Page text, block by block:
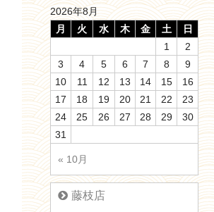
2026年8月
月
火 水 木 金 土 日
« 10月
1
2
3
4 5 6 7 8
9
10
11 12 13 14 15
16
17
18 19 20 21 22
23
24
25 26 27 28 29
30
31
藤枝店